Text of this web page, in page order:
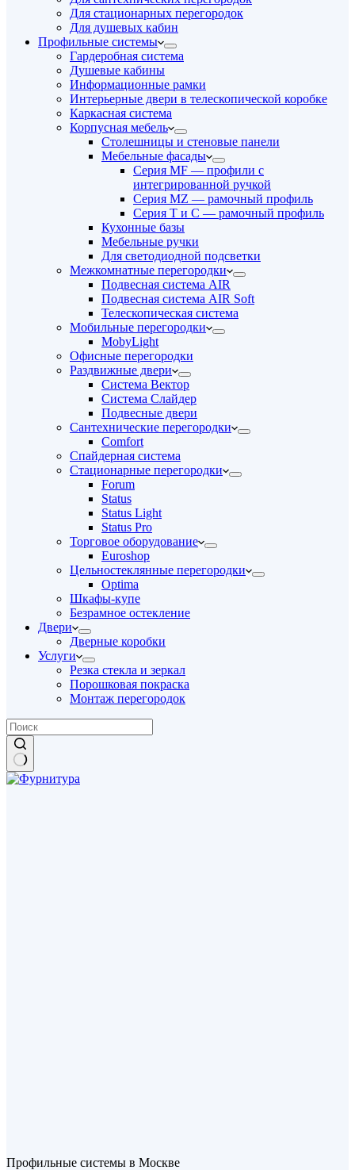
Для стационарных перегородок
Для душевых кабин
Профильные системы
Гардеробная система
Душевые кабины
Информационные рамки
Интерьерные двери в телескопической коробке
Каркасная система
Корпусная мебель
Столешницы и стеновые панели
Мебельные фасады
Серия MF — профили с
интегрированной ручкой
Серия MZ — рамочный профиль
Серия T и C — рамочный профиль
Кухонные базы
Мебельные ручки
Для светодиодной подсветки
Межкомнатные перегородки
Подвесная система AIR
Подвесная система AIR Soft
Телескопическая система
Мобильные перегородки
MobyLight
Офисные перегородки
Раздвижные двери
Система Вектор
Система Слайдер
Подвесные двери
Сантехнические перегородки
Comfort
Спайдерная система
Стационарные перегородки
Forum
Status
Status Light
Status Pro
Торговое оборудование
Euroshop
Цельностеклянные перегородки
Optima
Шкафы-купе
Безрамное остекление
Двери
Дверные коробки
Услуги
Резка стекла и зеркал
Порошковая покраска
Монтаж перегородок
Ничего
Профильные системы в Москве